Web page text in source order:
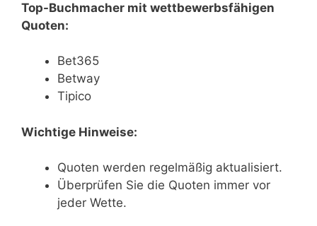
Top-Buchmacher mit wettbewerbsfähigen
Quoten:
Bet365
Betway
Tipico
Wichtige Hinweise:
Quoten werden regelmäßig aktualisiert.
Überprüfen Sie die Quoten immer vor
jeder Wette.